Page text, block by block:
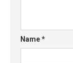
Name*